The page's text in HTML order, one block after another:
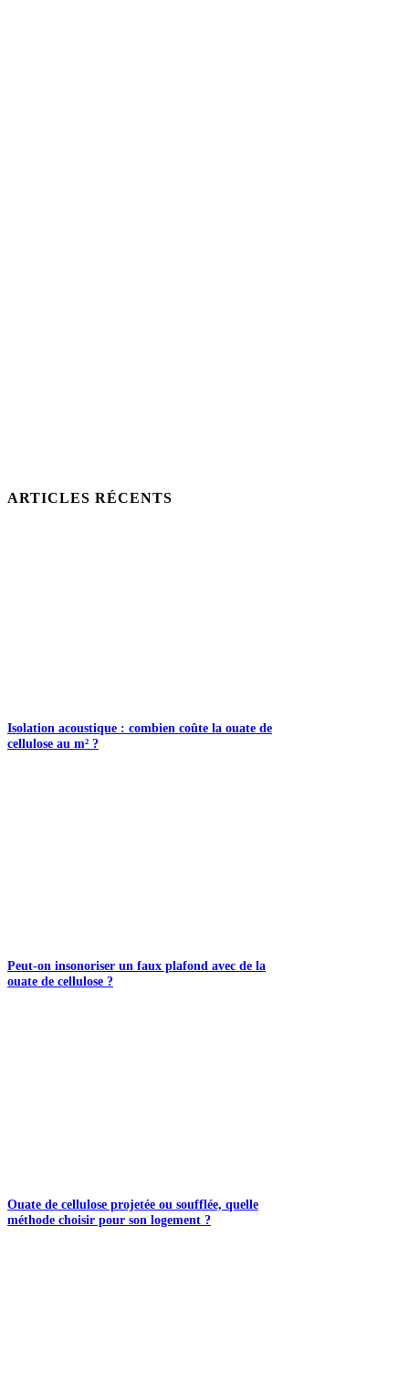
ARTICLES RÉCENTS
Isolation acoustique : combien coûte la ouate de
cellulose au m² ?
Peut-on insonoriser un faux plafond avec de la
ouate de cellulose ?
Ouate de cellulose projetée ou soufflée, quelle
méthode choisir pour son logement ?